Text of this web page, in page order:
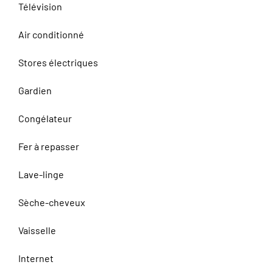
Télévision
Air conditionné
Stores électriques
Gardien
Congélateur
Fer à repasser
Lave-linge
Sèche-cheveux
Vaisselle
Internet